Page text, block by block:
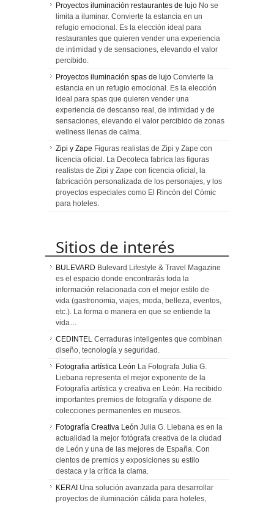
Proyectos iluminación restaurantes de lujo No se
limita a iluminar. Convierte la estancia en un
refugio emocional. Es la elección ideal para
restaurantes que quieren vender una experiencia
de intimidad y de sensaciones, elevando el valor
percibido.
Proyectos iluminación spas de lujo Convierte la
estancia en un refugio emocional. Es la elección
ideal para spas que quieren vender una
experiencia de descanso real, de intimidad y de
sensaciones, elevando el valor percibido de zonas
wellness llenas de calma.
Zipi y Zape Figuras realistas de Zipi y Zape con
licencia oficial. La Decoteca fabrica las figuras
realistas de Zipi y Zape con licencia oficial, la
fabricación personalizada de los personajes, y los
proyectos especiales como El Rincón del Cómic
para hoteles.
Sitios de interés
BULEVARD Bulevard Lifestyle & Travel Magazine
es el espacio donde encontrarás toda la
información relacionada con el mejor estilo de
vida (gastronomia, viajes, moda, belleza, eventos,
etc.). La forma o manera en que se entiende la
vida…
CEDINTEL Cerraduras inteligentes que combinan
diseño, tecnología y seguridad.
Fotografia artística León La Fotografa Julia G.
Liebana representa el mejor exponente de la
Fotografía artística y creativa en León. Ha recibido
importantes premios de fotografía y dispone de
colecciones permanentes en museos.
Fotografía Creativa León Julia G. Liebana es en la
actualidad la mejor fotógrafa creativa de la ciudad
de León y una de las mejores de España. Con
cientos de premios y exposiciones su estilo
destaca y la crítica la clama.
KERAI Una solución avanzada para desarrollar
proyectos de iluminación cálida para hoteles,